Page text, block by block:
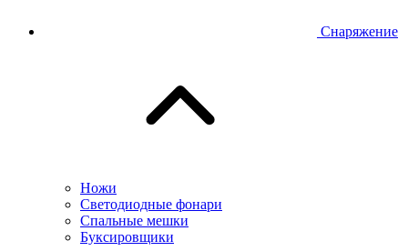
Снаряжение
Ножи
Светодиодные фонари
Спальные мешки
Буксировщики